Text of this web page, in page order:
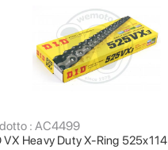
VX Heavy Duty X-Ring 525x114
: AC4499